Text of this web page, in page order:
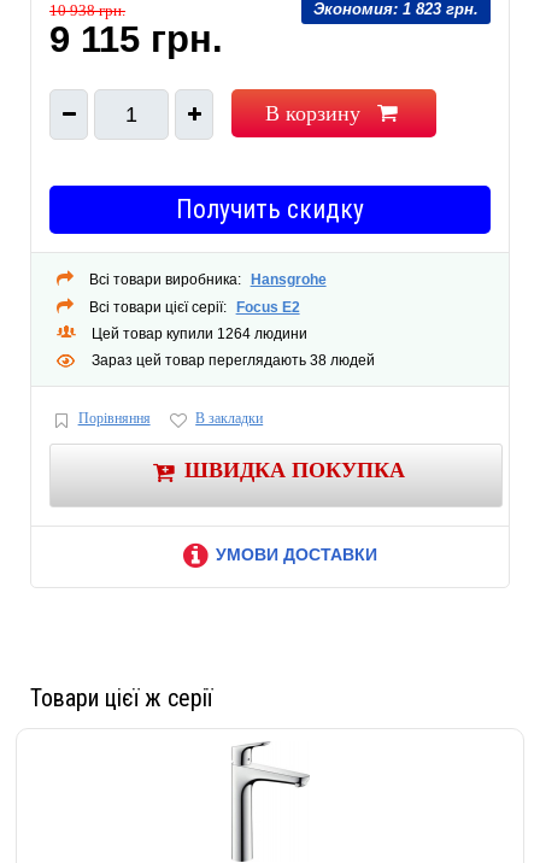
Тип: Смеситель
Тип конструкции (для однорычажных и джойстиковых): керамический
Угол поворота излива, град.: -
Экономия: 1 823 грн.
10 938 грн.
9 115 грн.
1 В корзину
Получить скидку
Всі товари виробника: Hansgrohe
Всі товари цієї серії: Focus E2
Цей товар купили 1264 людини
Зараз цей товар переглядають 38 людей
Порівняння В закладки
ШВИДКА ПОКУПКА
УМОВИ ДОСТАВКИ
Товари цієї ж серії